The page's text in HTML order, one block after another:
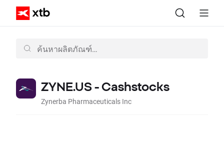
ZYNE.US - Cashstocks
Zynerba Pharmaceuticals Inc